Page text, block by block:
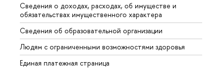
Сведения о доходах, расходах, об имуществе и
обязательствах имущественного характера
Сведения об образовательной организации
Людям с ограниченными возможностями здоровья
Единая платежная страница